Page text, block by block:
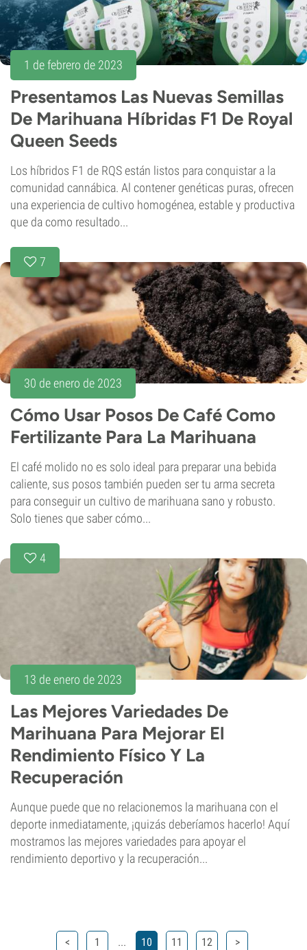
1 de febrero de 2023
Presentamos Las Nuevas Semillas
De Marihuana Híbridas F1 De Royal
Queen Seeds
Los híbridos F1 de RQS están listos para conquistar a la
comunidad cannábica. Al contener genéticas puras, ofrecen
una experiencia de cultivo homogénea, estable y productiva
que da como resultado...
7
30 de enero de 2023
Cómo Usar Posos De Café Como
Fertilizante Para La Marihuana
El café molido no es solo ideal para preparar una bebida
caliente, sus posos también pueden ser tu arma secreta
para conseguir un cultivo de marihuana sano y robusto.
Solo tienes que saber cómo...
4
13 de enero de 2023
Las Mejores Variedades De
Marihuana Para Mejorar El
Rendimiento Físico Y La
Recuperación
Aunque puede que no relacionemos la marihuana con el
deporte inmediatamente, ¡quizás deberíamos hacerlo! Aquí
mostramos las mejores variedades para apoyar el
rendimiento deportivo y la recuperación...
< 1 ... 10 11 12 >